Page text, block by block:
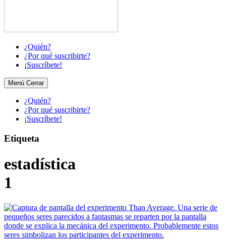
¿Quién?
¿Por qué suscribirte?
¡Suscríbete!
Menú Cerrar
¿Quién?
¿Por qué suscribirte?
¡Suscríbete!
Etiqueta
estadística
1